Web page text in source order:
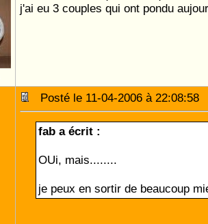
j'ai eu 3 couples qui ont pondu
Posté le 11-04-2006 à
fab a écrit :
OUi, mais........
je peux en sortir de beaucoup